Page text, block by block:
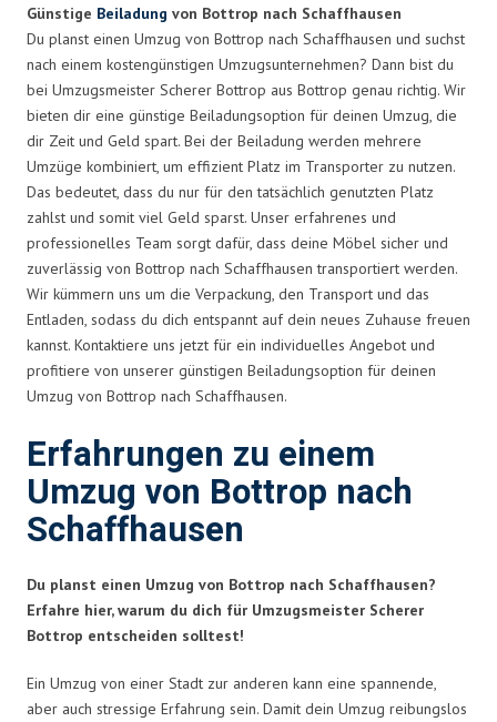
Günstige Beiladung von Bottrop nach Schaffhausen
Du planst einen Umzug von Bottrop nach Schaffhausen und suchst
nach einem kostengünstigen Umzugsunternehmen? Dann bist du
bei Umzugsmeister Scherer Bottrop aus Bottrop genau richtig. Wir
bieten dir eine günstige Beiladungsoption für deinen Umzug, die
dir Zeit und Geld spart. Bei der Beiladung werden mehrere
Umzüge kombiniert, um effizient Platz im Transporter zu nutzen.
Das bedeutet, dass du nur für den tatsächlich genutzten Platz
zahlst und somit viel Geld sparst. Unser erfahrenes und
professionelles Team sorgt dafür, dass deine Möbel sicher und
zuverlässig von Bottrop nach Schaffhausen transportiert werden.
Wir kümmern uns um die Verpackung, den Transport und das
Entladen, sodass du dich entspannt auf dein neues Zuhause freuen
kannst. Kontaktiere uns jetzt für ein individuelles Angebot und
profitiere von unserer günstigen Beiladungsoption für deinen
Umzug von Bottrop nach Schaffhausen.
Erfahrungen zu einem
Umzug von Bottrop nach
Schaffhausen
Du planst einen Umzug von Bottrop nach Schaffhausen?
Erfahre hier, warum du dich für Umzugsmeister Scherer
Bottrop entscheiden solltest!
Ein Umzug von einer Stadt zur anderen kann eine spannende,
aber auch stressige Erfahrung sein. Damit dein Umzug reibungslos